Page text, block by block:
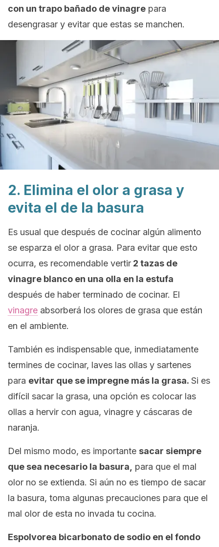
con un trapo bañado de vinagre para
desengrasar y evitar que estas se manchen.
2. Elimina el olor a grasa y
evita el de la basura
Es usual que después de cocinar algún alimento
se esparza el olor a grasa. Para evitar que esto
ocurra, es recomendable vertir 2 tazas de
vinagre blanco en una olla en la estufa
después de haber terminado de cocinar. El
vinagre absorberá los olores de grasa que están
en el ambiente.
También es indispensable que, inmediatamente
termines de cocinar, laves las ollas y sartenes
para evitar que se impregne más la grasa. Si es
difícil sacar la grasa, una opción es colocar las
ollas a hervir con agua, vinagre y cáscaras de
naranja.
Del mismo modo, es importante sacar siempre
que sea necesario la basura,
para que el mal
olor no se extienda. Si aún no es tiempo de sacar
la basura, toma algunas precauciones para que el
mal olor de esta no invada tu cocina.
Espolvorea bicarbonato de sodio en el fondo